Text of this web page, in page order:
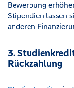
Bewerbung
Stipendien lassen
anderen
3.
Rückzahlung